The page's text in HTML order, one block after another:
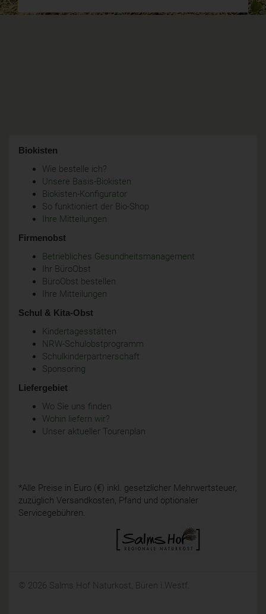
Biokisten
Wie bestelle ich?
Unsere Basis-Biokisten
Biokisten-Konfigurator
So funktioniert der Bio-Shop
Ihre Mitteilungen
Firmenobst
Betriebliches Gesundheitsmanagement
Ihr BüroObst
BüroObst bestellen
Ihre Mitteilungen
Schul & Kita-Obst
Kindertagesstätten
NRW-Schulobstprogramm
Schulkinderpartnerschaft
Sponsoring
Liefergebiet
Wo Sie uns finden
Wohin liefern wir?
Unser aktueller Tourenplan
*Alle Preise in Euro (€) inkl. gesetzlicher Mehrwertsteuer,
zuzüglich Versandkosten, Pfand und optionaler
Servicegebühren.
© 2026 Salms Hof Naturkost, Büren i.Westf.